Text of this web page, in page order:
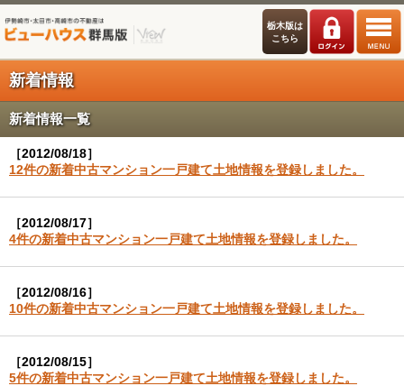
栃木版は
こちら
新着情報
新着情報一覧
［2012/08/18］
12件の新着中古マンション一戸建て土地情報を登録しました。
［2012/08/17］
4件の新着中古マンション一戸建て土地情報を登録しました。
［2012/08/16］
10件の新着中古マンション一戸建て土地情報を登録しました。
［2012/08/15］
5件の新着中古マンション一戸建て土地情報を登録しました。